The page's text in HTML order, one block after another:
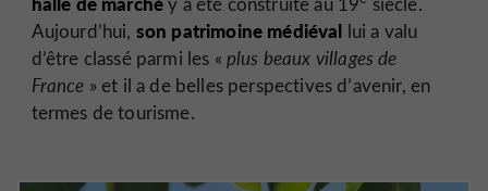
Aujourd’hui, son patrimoine médiéval lui a valu
d’être classé parmi les « plus beaux villages de
France » et il a de belles perspectives d’avenir, en
termes de tourisme.